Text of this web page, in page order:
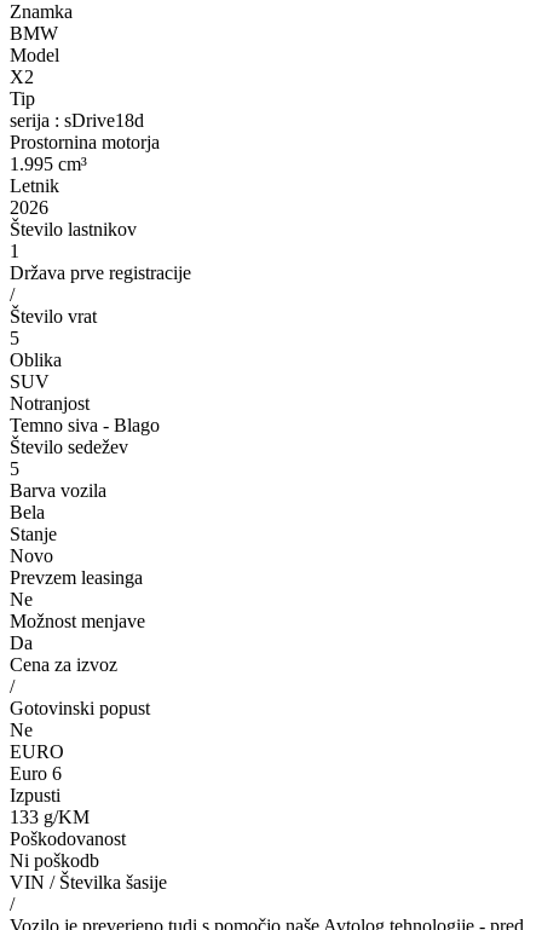
Znamka
BMW
Model
X2
Tip
serija : sDrive18d
Prostornina motorja
1.995 cm³
Letnik
2026
Število lastnikov
1
Država prve registracije
/
Število vrat
5
Oblika
SUV
Notranjost
Temno siva - Blago
Število sedežev
5
Barva vozila
Bela
Stanje
Novo
Prevzem leasinga
Ne
Možnost menjave
Da
Cena za izvoz
/
Gotovinski popust
Ne
EURO
Euro 6
Izpusti
133 g/KM
Poškodovanost
Ni poškodb
VIN / Številka šasije
/
Vozilo je preverjeno tudi s pomočjo naše Avtolog tehnologije - pred